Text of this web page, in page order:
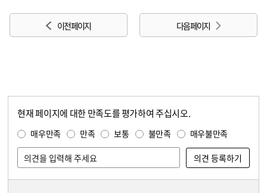
이전 페이지 다음 페이지
현재 페이지에 대한 만족도를 평가하여 주십시오.
매우만족 만족 보통 불만족 매우불만족